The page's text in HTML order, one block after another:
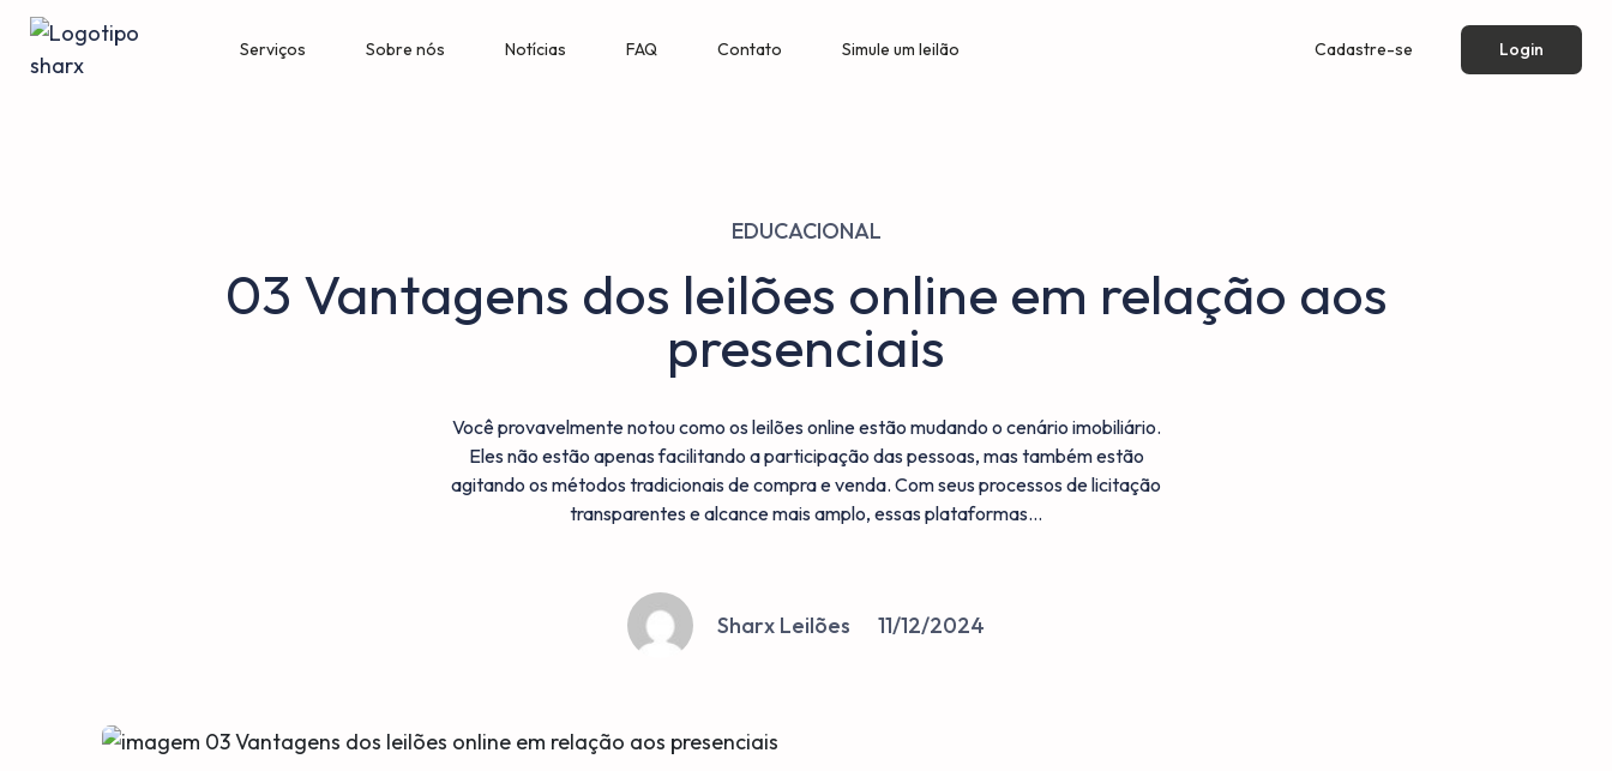
Serviços Sobre nós Notícias FAQ Contato Simule um leilão Cadastre-se Login
EDUCACIONAL
03 Vantagens dos leilões online em relação aos
presenciais
Você provavelmente notou como os leilões online estão mudando o cenário imobiliário.
Eles não estão apenas facilitando a participação das pessoas, mas também estão
agitando os métodos tradicionais de compra e venda. Com seus processos de licitação
transparentes e alcance mais amplo, essas plataformas…
Sharx Leilões 11/12/2024